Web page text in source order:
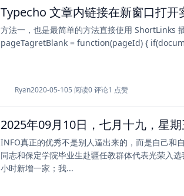
2020-05-10
Typecho 文章内链接在新窗口打开
方法一，也是最简单的方法直接使用 ShortLinks
pageTagretBlank =
Ryan2020-05-105 阅读0 评论1 点赞
2025-09-10
INFO真正的优秀不是别人逼出来的，而是自己和
同志和保定学院毕业生赴疆任教群体代表光荣入
小时新增一家；我...